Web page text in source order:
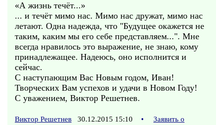
«А жизнь течёт...»
... и течёт мимо нас. Мимо нас дружат, мимо нас
летают. Одна надежда, что "Будущее окажется не
таким, каким мы его себе представляем...". Мне
всегда нравилось это выражение, не знаю, кому
принадлежащее. Надеюсь, оно исполнится и
сейчас.
С наступающим Вас Новым годом, Иван!
Творческих Вам успехов и удачи в Новом Году!
С уважением, Виктор Решетнев.
Виктор Решетнев 30.12.2015 15:10 •
Заявить о